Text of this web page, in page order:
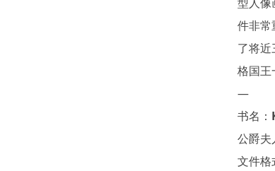
件非常
了将
格国王
—
书名
公爵夫
文件格